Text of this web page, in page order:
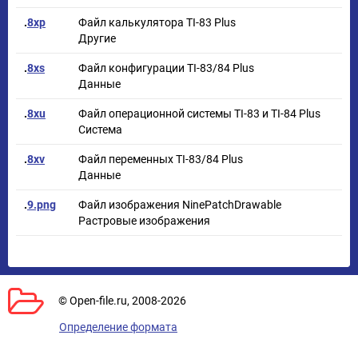
.8xp
Файл калькулятора TI-83 Plus
Другие
.8xs
Файл конфигурации TI-83/84 Plus
Данные
.8xu
Файл операционной системы TI-83 и TI-84 Plus
Система
.8xv
Файл переменных TI-83/84 Plus
Данные
.9.png
Файл изображения NinePatchDrawable
Растровые изображения
© Open-file.ru, 2008-2026
Определение формата